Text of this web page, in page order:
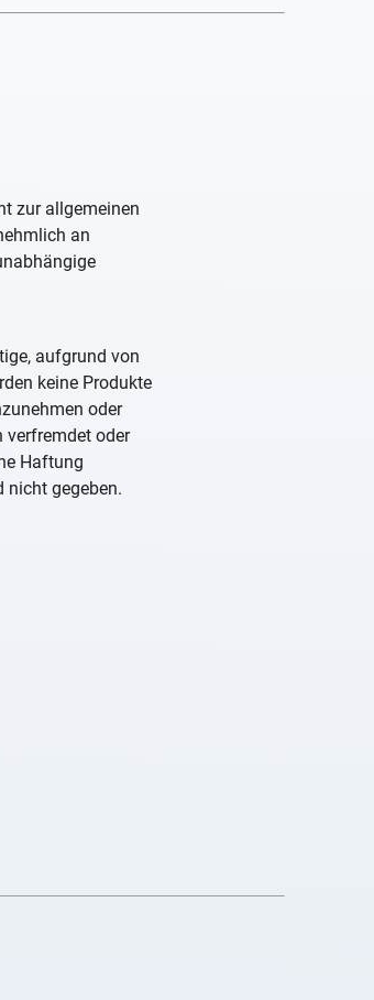
zur allgemeinen
an
aufgrund von
keine Produkte
oder
verfremdet oder
Haftung
nicht gegeben.